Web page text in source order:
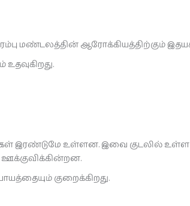
மண்டலத்தின் ஆரோக்கியத்திற்கும்
இரண்டுமே உள்ளன. இவை குடலில்
ஊக்குவிக்கின்றன.
குறைக்கிறது.